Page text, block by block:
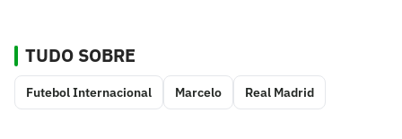
TUDO SOBRE
Futebol Internacional Marcelo Real Madrid